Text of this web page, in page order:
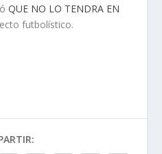
QUE NO LO TENDRA EN
futbolístico.